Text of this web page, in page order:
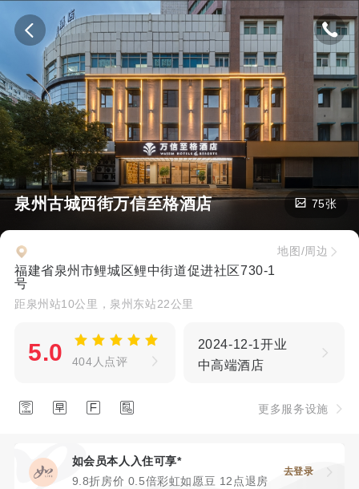
泉州古城西街万信至格酒店 75张
福建省泉州市鲤城区鲤中街道促进社区730-1
号
距泉州站10公里，泉州东站22公里
地图/周边
5.0 404人点评
2024-12-1开业
中高端酒店
    更多服务设施
如会员本人入住可享*
9.8折房价 0.5倍彩虹如愿豆 12点退房
去登录